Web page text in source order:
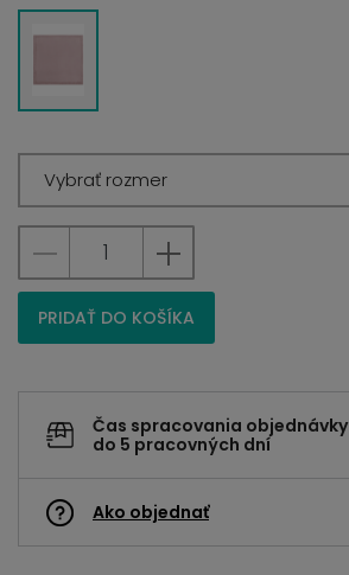
Vybrať rozmer
PRIDAŤ DO KOŠÍKA
Čas spracovania objednávky
do 5 pracovných dní
Ako objednať